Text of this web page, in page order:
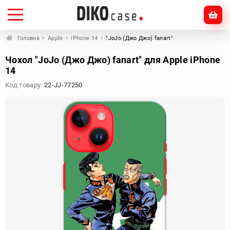
Головна Apple iPhone 14 "JoJo (Джо Джо) fanart"
Чохол "JoJo (Джо Джо) fanart" для Apple iPhone
14
Код товару: 22-JJ-77250